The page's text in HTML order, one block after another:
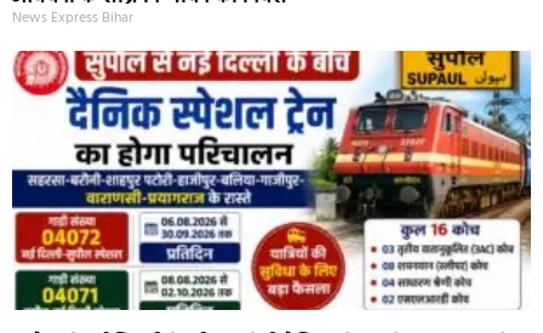
News Express Bihar